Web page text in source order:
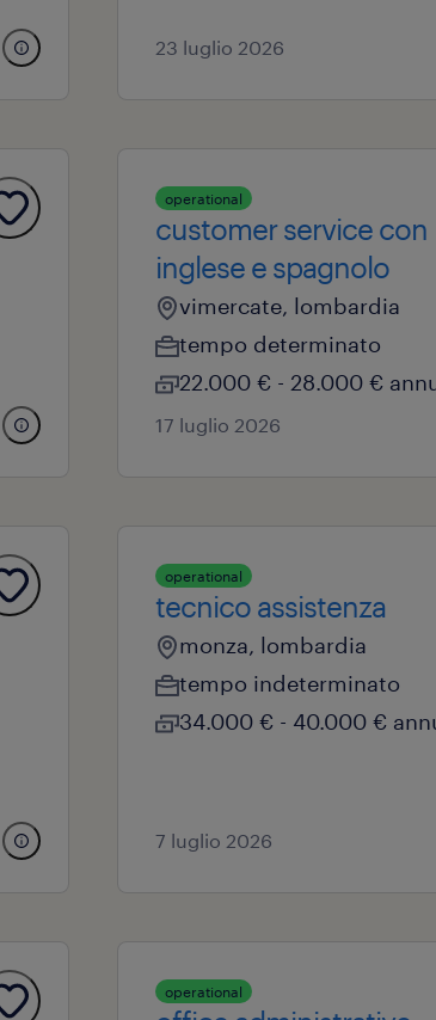
23 luglio 2026
operational
customer service con
inglese e spagnolo
vimercate, lombardia
tempo determinato
22.000 € - 28.000 €
17 luglio 2026
operational
tecnico assistenza
monza, lombardia
tempo indeterminato
34.000 € - 40.000 €
7 luglio 2026
operational